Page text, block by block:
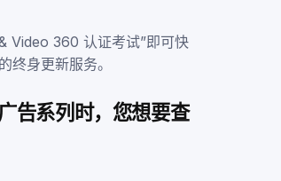
Video 360 认证考试”即可快
终身更新服务。
告系列时，您想要查